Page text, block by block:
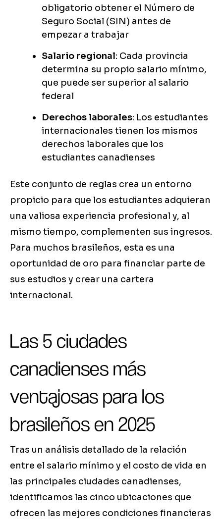
obligatorio obtener el Número de
Seguro Social (SIN) antes de
empezar a trabajar
Salario regional: Cada provincia
determina su propio salario mínimo,
que puede ser superior al salario
federal
Derechos laborales: Los estudiantes
internacionales tienen los mismos
derechos laborales que los
estudiantes canadienses
Este conjunto de reglas crea un entorno
propicio para que los estudiantes adquieran
una valiosa experiencia profesional y, al
mismo tiempo, complementen sus ingresos.
Para muchos brasileños, esta es una
oportunidad de oro para financiar parte de
sus estudios y crear una cartera
internacional.
Las 5 ciudades
canadienses más
ventajosas para los
brasileños en 2025
Tras un análisis detallado de la relación
entre el salario mínimo y el costo de vida en
las principales ciudades canadienses,
identificamos las cinco ubicaciones que
ofrecen las mejores condiciones financieras